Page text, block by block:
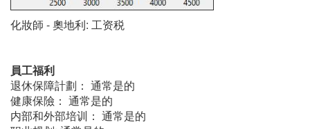
化妝師 - 奧地利: 工资税
員工福利
退休保障計劃： 通常是的
健康保險： 通常是的
内部和外部培训： 通常是的